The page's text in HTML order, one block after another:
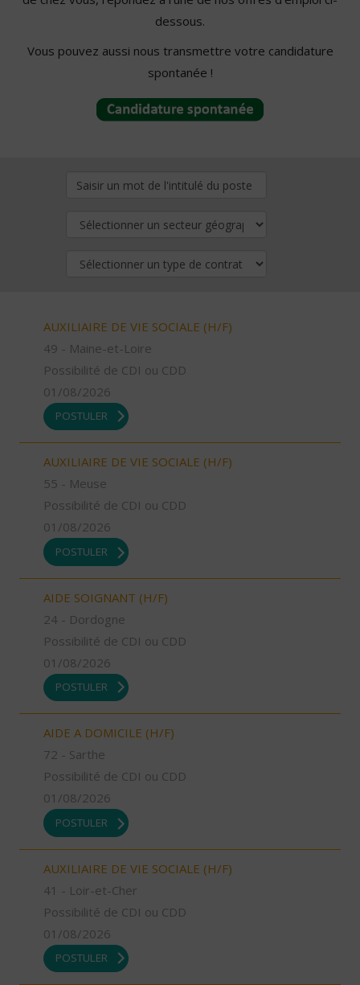
dessous.
Vous pouvez aussi nous transmettre votre candidature
spontanée !
AUXILIAIRE DE VIE SOCIALE (H/F)
49 - Maine-et-Loire
Possibilité de CDI ou CDD
01/08/2026
POSTULER
AUXILIAIRE DE VIE SOCIALE (H/F)
55 - Meuse
Possibilité de CDI ou CDD
01/08/2026
POSTULER
AIDE SOIGNANT (H/F)
24 - Dordogne
Possibilité de CDI ou CDD
01/08/2026
POSTULER
AIDE A DOMICILE (H/F)
72 - Sarthe
Possibilité de CDI ou CDD
01/08/2026
POSTULER
AUXILIAIRE DE VIE SOCIALE (H/F)
41 - Loir-et-Cher
Possibilité de CDI ou CDD
01/08/2026
POSTULER